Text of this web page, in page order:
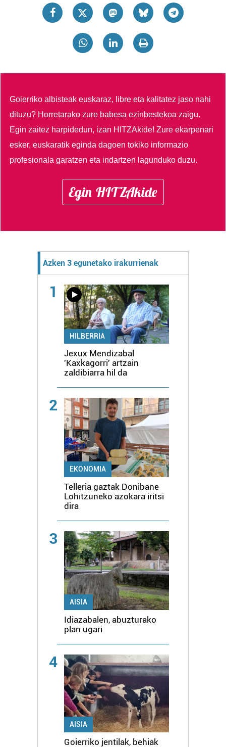
Goierriko albisteak euskaraz, libre eta kalitatez jaso nahi
dituzu? Horretarako zure babesa ezinbestekoa zaigu.
Egin zaitez harpidedun, izan HITZAkide!Zure ekarpenari
esker, euskaratik eginda dagoen tokiko informazio
profesionala garatzen eta indartzen lagunduko duzu.
Egin HITZAkide
Azken 3 egunetako irakurrienak
1
HILBERRIA
Jexux Mendizabal
'Kaxkagorri' artzain
zaldibiarra hil da
2
EKONOMIA
Telleria gaztak Donibane
Lohitzuneko azokara iritsi
dira
3
AISIA
Idiazabalen, abuzturako
plan ugari
4
AISIA
Goierriko jentilak, behiak